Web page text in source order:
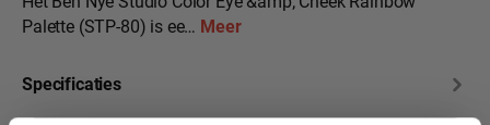
Palette (STP-80) is ee… Meer
Specificaties